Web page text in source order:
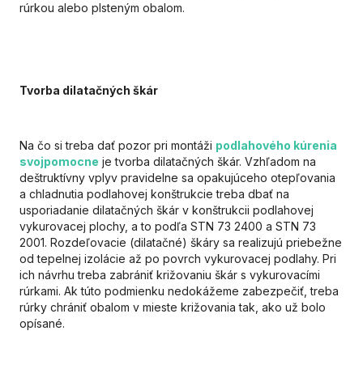
rúrkou alebo plsteným obalom.
Tvorba dilatačných škár
Na čo si treba dať pozor pri montáži podlahového kúrenia
svojpomocne je tvorba dilatačných škár. Vzhľadom na
deštruktívny vplyv pravidelne sa opakujúceho otepľovania
a chladnutia podlahovej konštrukcie treba dbať na
usporiadanie dilatačných škár v konštrukcii podlahovej
vykurovacej plochy, a to podľa STN 73 2400 a STN 73
2001. Rozdeľovacie (dilatačné) škáry sa realizujú priebežne
od tepelnej izolácie až po povrch vykurovacej podlahy. Pri
ich návrhu treba zabrániť križovaniu škár s vykurovacími
rúrkami. Ak túto podmienku nedokážeme zabezpečiť, treba
rúrky chrániť obalom v mieste križovania tak, ako už bolo
opísané.